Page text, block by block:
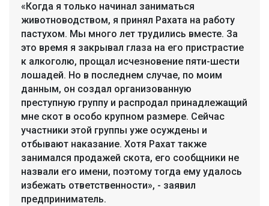
«Когда я только начинал заниматься
животноводством, я принял Рахата на работу
пастухом. Мы много лет трудились вместе. За
это время я закрывал глаза на его пристрастие
к алкоголю, прощал исчезновение пяти-шести
лошадей. Но в последнем случае, по моим
данным, он создал организованную
преступную группу и распродал принадлежащий
мне скот в особо крупном размере. Сейчас
участники этой группы уже осуждены и
отбывают наказание. Хотя Рахат также
занимался продажей скота, его сообщники не
назвали его имени, поэтому тогда ему удалось
избежать ответственности», - заявил
предприниматель.